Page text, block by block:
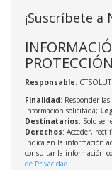
¡Suscríbete
Responsable:
Finalidad: Responder
información solicitada;
Destinatarios: Solo se
Derechos: Acceder,
indica en la información
consultar la información
de Privacidad.